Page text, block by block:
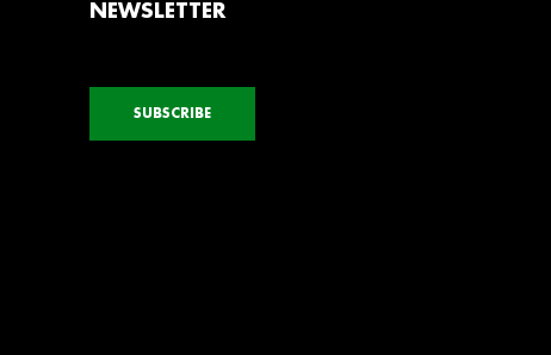
NEWSLETTER
SUBSCRIBE